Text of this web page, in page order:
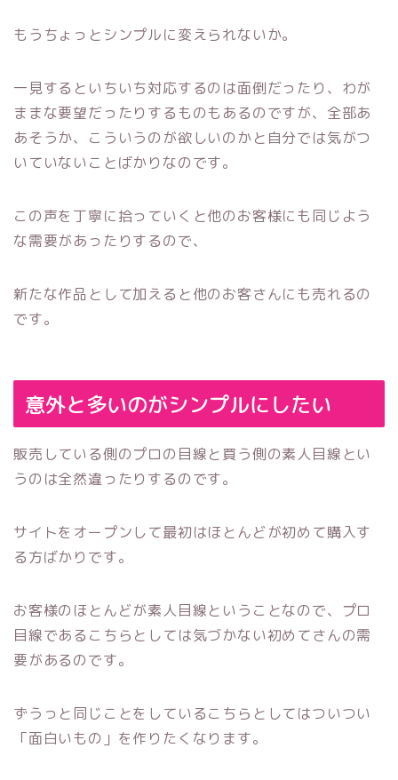
もうちょっとシンプルに変えられないか。
一見するといちいち対応するのは面倒だったり、わが
ままな要望だったりするものもあるのですが、全部あ
あそうか、こういうのが欲しいのかと自分では気がつ
いていないことばかりなのです。
この声を丁寧に拾っていくと他のお客様にも同じよう
な需要があったりするので、
新たな作品として加えると他のお客さんにも売れるの
です。
意外と多いのがシンプルにしたい
販売している側のプロの目線と買う側の素人目線とい
うのは全然違ったりするのです。
サイトをオープンして最初はほとんどが初めて購入す
る方ばかりです。
お客様のほとんどが素人目線ということなので、プロ
目線であるこちらとしては気づかない初めてさんの需
要があるのです。
ずうっと同じことをしているこちらとしてはついつい
「面白いもの」を作りたくなります。